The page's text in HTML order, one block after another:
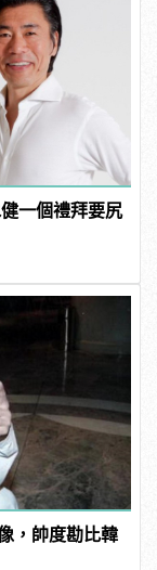
一個禮拜要尻
，帥度勘比韓